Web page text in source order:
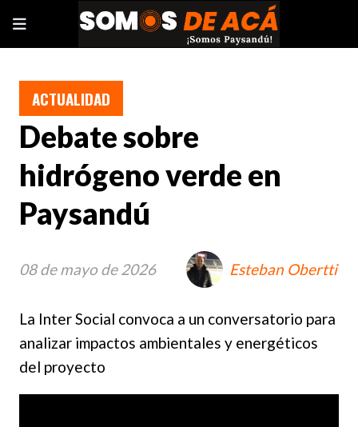
Debate sobre
hidrógeno verde en
Paysandú
La Inter Social convoca a un conversatorio para
analizar impactos ambientales y energéticos
del proyecto
ACTUALIDAD
08 de mayo de 2026 Esteban Obertti